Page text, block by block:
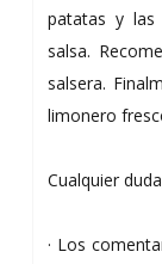
patatas y las
salsa.
salsera.
limonero
Cualquier
· Los